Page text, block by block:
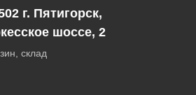
г. Пятигорск,
шоссе, 2
склад